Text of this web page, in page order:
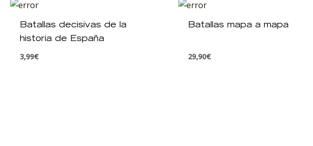
Batallas decisivas de la
historia de España
3,99€
Batallas mapa a mapa
29,90€